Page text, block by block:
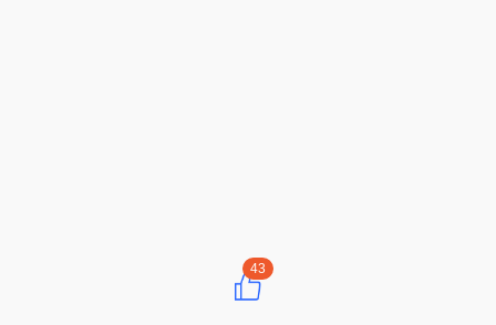
43